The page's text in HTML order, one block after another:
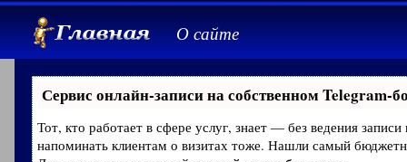
О сайте
Сервис онлайн-записи на собственном Telegram-
Тот, кто работает в сфере услуг, знает — без ведения
напоминать клиентам о визитах тоже. Нашли самый